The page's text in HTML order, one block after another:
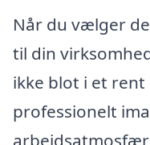
Når du vælger
til din
ikke blot i et rent
professionelt